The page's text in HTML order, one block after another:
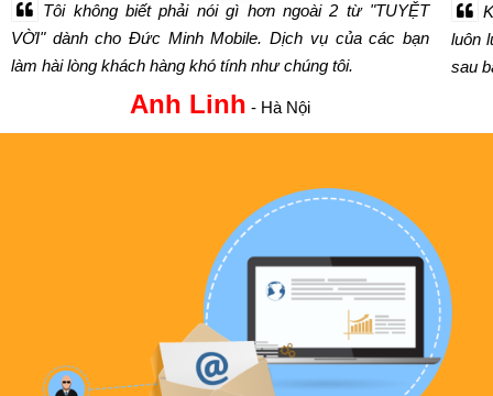
Tôi không biết phải nói gì hơn ngoài 2 từ "TUYỆT
VỜI" dành cho Đức Minh Mobile. Dịch vụ của các bạn
làm hài lòng khách hàng khó tính như chúng tôi.
Anh Linh - Hà Nội
luôn
sau